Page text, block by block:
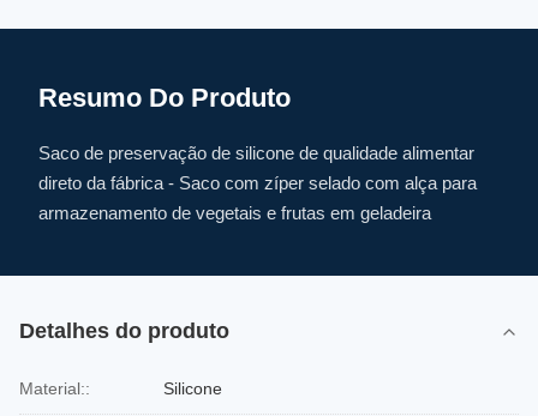
Resumo Do Produto
Saco de preservação de silicone de qualidade alimentar
direto da fábrica - Saco com zíper selado com alça para
armazenamento de vegetais e frutas em geladeira
Detalhes do produto
Material:: Silicone